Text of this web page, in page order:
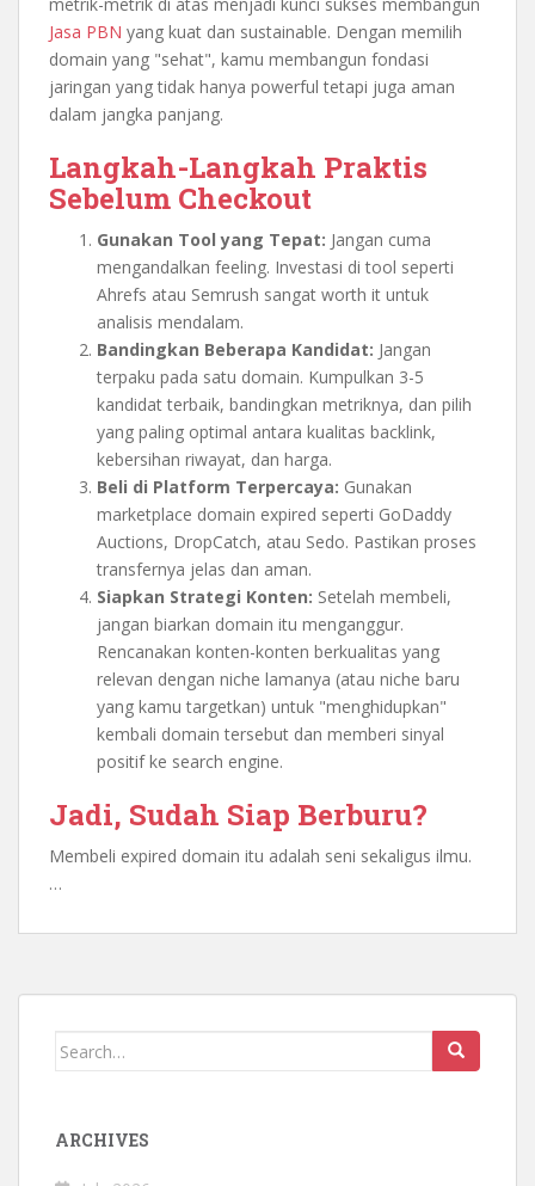
Jasa PBN yang kuat dan sustainable. Dengan memilih
domain yang "sehat", kamu membangun fondasi
jaringan yang tidak hanya powerful tetapi juga aman
dalam jangka panjang.
Langkah-Langkah Praktis
Sebelum Checkout
Gunakan Tool yang Tepat: Jangan cuma
mengandalkan feeling. Investasi di tool seperti
Ahrefs atau Semrush sangat worth it untuk
analisis mendalam.
Bandingkan Beberapa Kandidat: Jangan
terpaku pada satu domain. Kumpulkan 3-5
kandidat terbaik, bandingkan metriknya, dan pilih
yang paling optimal antara kualitas backlink,
kebersihan riwayat, dan harga.
Beli di Platform Terpercaya: Gunakan
marketplace domain expired seperti GoDaddy
Auctions, DropCatch, atau Sedo. Pastikan proses
transfernya jelas dan aman.
Siapkan Strategi Konten: Setelah membeli,
jangan biarkan domain itu menganggur.
Rencanakan konten-konten berkualitas yang
relevan dengan niche lamanya (atau niche baru
yang kamu targetkan) untuk "menghidupkan"
kembali domain tersebut dan memberi sinyal
positif ke search engine.
Jadi, Sudah Siap Berburu?
Membeli expired domain itu adalah seni sekaligus ilmu.
…
Search
ARCHIVES